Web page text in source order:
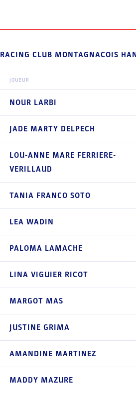
RACING CLUB MONTAGNACOIS
JOUEUR
NOUR LARBI
JADE MARTY DELPECH
LOU-ANNE MARE FERRIERE-
VERILLAUD
TANIA FRANCO SOTO
LEA WADIN
PALOMA LAMACHE
LINA VIGUIER RICOT
MARGOT MAS
JUSTINE GRIMA
AMANDINE MARTINEZ
MADDY MAZURE